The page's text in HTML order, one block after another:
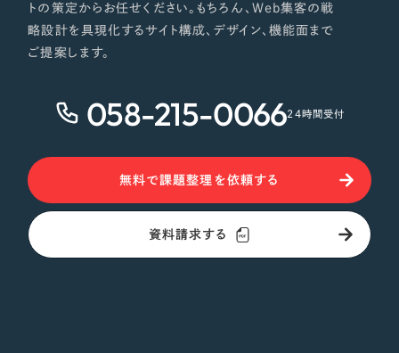
トの策定からお任せください。もちろん、Web集客の戦
略設計を具現化するサイト構成、デザイン、機能面まで
ご提案します。
058-215-006624時間受付
無料で課題整理を依頼する
資料請求する